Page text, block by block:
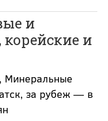
и
и
Минеральные
за рубеж — в